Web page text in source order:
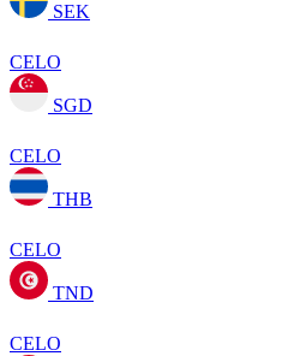
SEK
CELO
SGD
CELO
THB
CELO
TND
CELO